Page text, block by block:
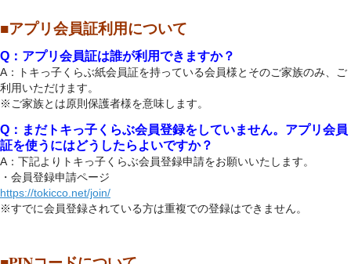
■アプリ会員証利用について
Q：アプリ会員証は誰が利用できますか？
A：トキっ子くらぶ紙会員証を持っている会員様とそのご家族のみ、ご
利用いただけます。
※ご家族とは原則保護者様を意味します。
Q：まだトキっ子くらぶ会員登録をしていません。アプリ会員
証を使うにはどうしたらよいですか？
A：下記よりトキっ子くらぶ会員登録申請をお願いいたします。
・会員登録申請ページ
https://tokicco.net/join/
※すでに会員登録されている方は重複での登録はできません。